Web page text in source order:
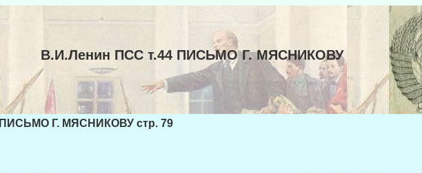
В.И.Ленин ПСС т.44 ПИСЬМО Г. МЯСНИКОВУ
ПИСЬМО Г. МЯСНИКОВУ стр. 79